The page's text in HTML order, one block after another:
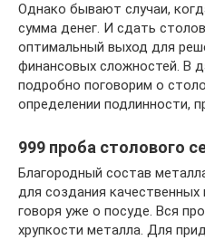
Однако бывают случаи,
сумма денег. И сдать
оптимальный выход для
финансовых сложностей. В
подробно поговорим о
определении подлинности,
999 проба столового
Благородный состав
для создания
говоря уже о посуде. Вся
хрупкости металла. Для